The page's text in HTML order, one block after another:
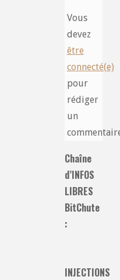
Vous
devez
être
connecté(e)
pour
rédiger
un
Chaîne
d’INFOS
LIBRES
BitChute
:
INJECTIONS